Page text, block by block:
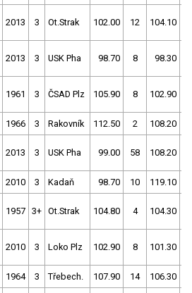
2013 3 Ot.Strak 102.00 12 104.10
2013 3 USK Pha 98.70 8 98.30
1961 3 ČSAD Plz 105.90 8 102.90
1966 3 Rakovník 112.50 2 108.20
2013 3 USK Pha 99.00 58 108.20
2010 3 Kadaň 98.70 10 119.10
1957 3+ Ot.Strak 104.80 4 104.30
2010 3 Loko Plz 102.90 8 101.30
1964 3 Třebech. 107.90 14 106.30